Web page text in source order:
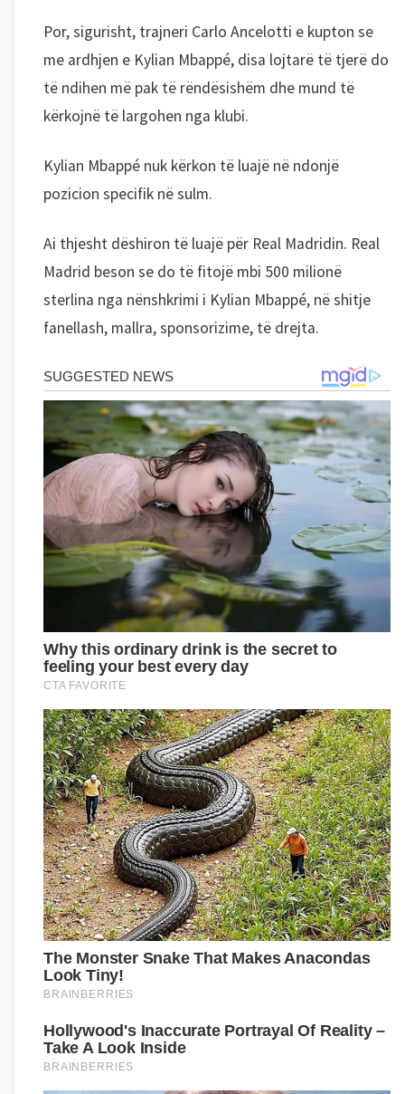
Por, sigurisht, trajneri Carlo Ancelotti e kupton se
me ardhjen e Kylian Mbappé, disa lojtarë të tjerë do
të ndihen më pak të rëndësishëm dhe mund të
kërkojnë të largohen nga klubi.
Kylian Mbappé nuk kërkon të luajë në ndonjë
pozicion specifik në sulm.
Ai thjesht dëshiron të luajë për Real Madridin. Real
Madrid beson se do të fitojë mbi 500 milionë
sterlina nga nënshkrimi i Kylian Mbappé, në shitje
fanellash, mallra, sponsorizime, të drejta.